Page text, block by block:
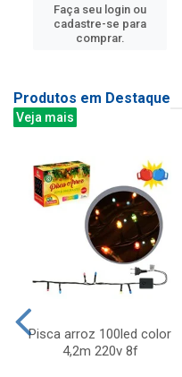
Faça seu login ou
cadastre-se para
comprar.
Produtos em Destaque
Veja mais
Pisca arroz 100led color
4,2m 220v 8f